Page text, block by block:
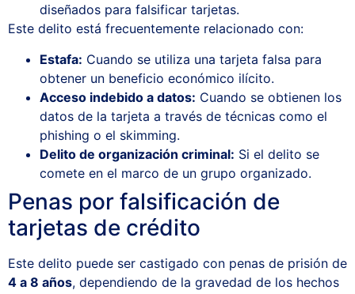
diseñados para falsificar tarjetas.
Este delito está frecuentemente relacionado con:
Estafa: Cuando se utiliza una tarjeta falsa para
obtener un beneficio económico ilícito.
Acceso indebido a datos: Cuando se obtienen los
datos de la tarjeta a través de técnicas como el
phishing o el skimming.
Delito de organización criminal: Si el delito se
comete en el marco de un grupo organizado.
Penas por falsificación de
tarjetas de crédito
Este delito puede ser castigado con penas de prisión de
4 a 8 años, dependiendo de la gravedad de los hechos